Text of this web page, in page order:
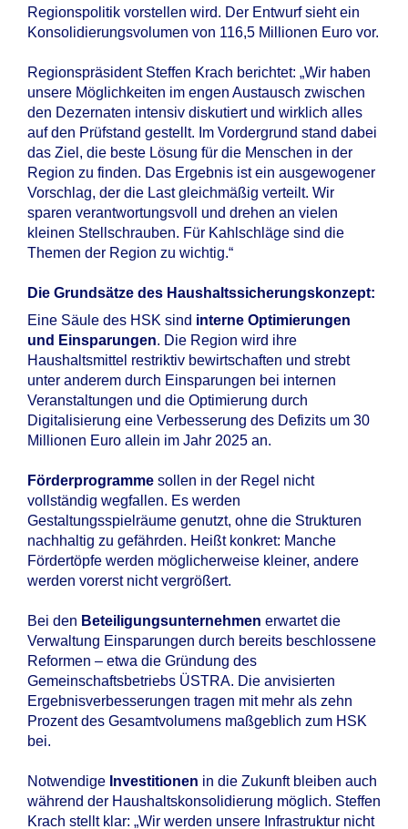
Regionspolitik vorstellen wird. Der Entwurf sieht ein
Konsolidierungsvolumen von 116,5 Millionen Euro vor.
Regionspräsident Steffen Krach berichtet: „Wir haben
unsere Möglichkeiten im engen Austausch zwischen
den Dezernaten intensiv diskutiert und wirklich alles
auf den Prüfstand gestellt. Im Vordergrund stand dabei
das Ziel, die beste Lösung für die Menschen in der
Region zu finden. Das Ergebnis ist ein ausgewogener
Vorschlag, der die Last gleichmäßig verteilt. Wir
sparen verantwortungsvoll und drehen an vielen
kleinen Stellschrauben. Für Kahlschläge sind die
Themen der Region zu wichtig.“
Die Grundsätze des Haushaltssicherungskonzept:
Eine Säule des HSK sind interne Optimierungen
und Einsparungen. Die Region wird ihre
Haushaltsmittel restriktiv bewirtschaften und strebt
unter anderem durch Einsparungen bei internen
Veranstaltungen und die Optimierung durch
Digitalisierung eine Verbesserung des Defizits um 30
Millionen Euro allein im Jahr 2025 an.
Förderprogramme sollen in der Regel nicht
vollständig wegfallen. Es werden
Gestaltungsspielräume genutzt, ohne die Strukturen
nachhaltig zu gefährden. Heißt konkret: Manche
Fördertöpfe werden möglicherweise kleiner, andere
werden vorerst nicht vergrößert.
Bei den Beteiligungsunternehmen erwartet die
Verwaltung Einsparungen durch bereits beschlossene
Reformen – etwa die Gründung des
Gemeinschaftsbetriebs ÜSTRA. Die anvisierten
Ergebnisverbesserungen tragen mit mehr als zehn
Prozent des Gesamtvolumens maßgeblich zum HSK
bei.
Notwendige Investitionen in die Zukunft bleiben auch
während der Haushaltskonsolidierung möglich. Steffen
Krach stellt klar: „Wir werden unsere Infrastruktur nicht